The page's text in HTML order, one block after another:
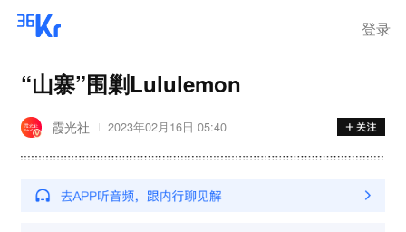
登录
“山寨”围剿Lululemon
霞光社 2023年02月16日 05:40